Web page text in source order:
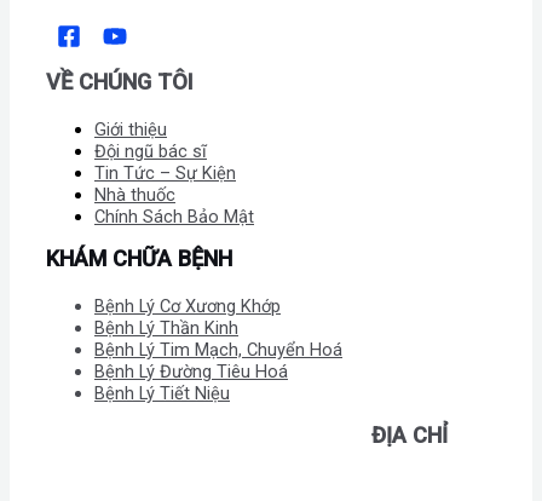
VỀ CHÚNG TÔI
Giới thiệu
Đội ngũ bác sĩ
Tin Tức – Sự Kiện
Nhà thuốc
Chính Sách Bảo Mật
KHÁM CHỮA BỆNH
Bệnh Lý Cơ Xương Khớp
Bệnh Lý Thần Kinh
Bệnh Lý Tim Mạch, Chuyển Hoá
Bệnh Lý Đường Tiêu Hoá
Bệnh Lý Tiết Niệu
ĐỊA CHỈ